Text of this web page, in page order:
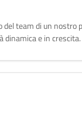
team di un
e in